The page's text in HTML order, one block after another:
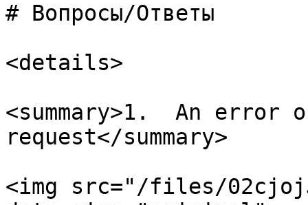
# Вопросы/Ответы
<details>
<summary>1.  An error
request</summary>
<img src="/files/